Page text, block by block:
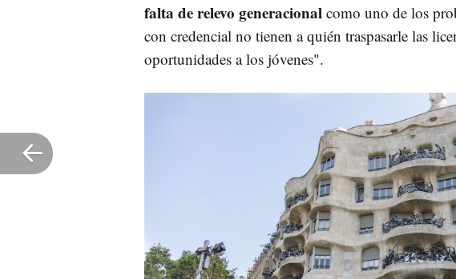
falta de relevo generacional como uno de los
con credencial no tienen a quién traspasarle las
oportunidades a los jóvenes".